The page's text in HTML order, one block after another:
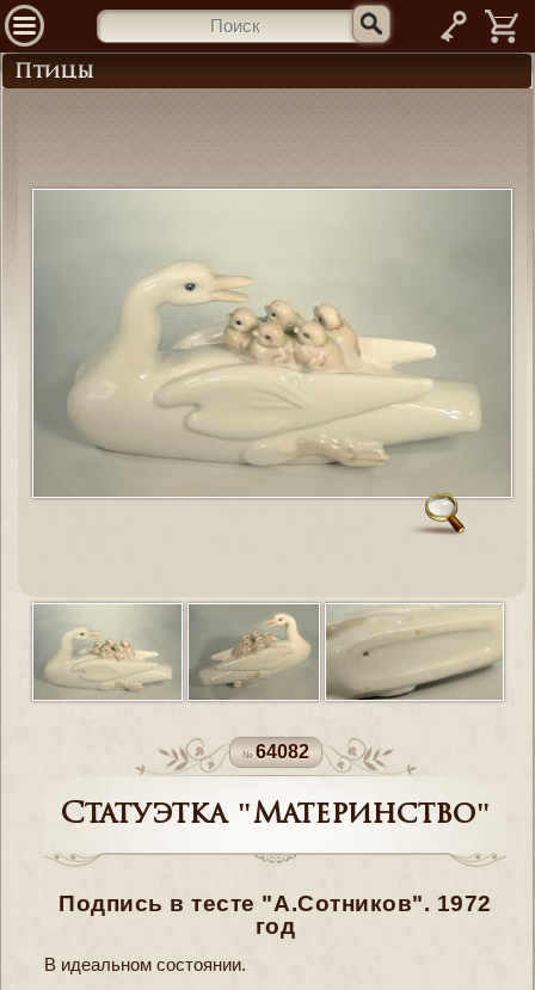
—
Птицы
64082
Статуэтка "Материнство"
Подпись в тесте "А.Сотников". 1972
год
В идеальном состоянии.